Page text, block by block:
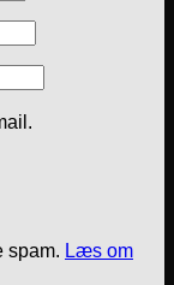
spam. Læs om